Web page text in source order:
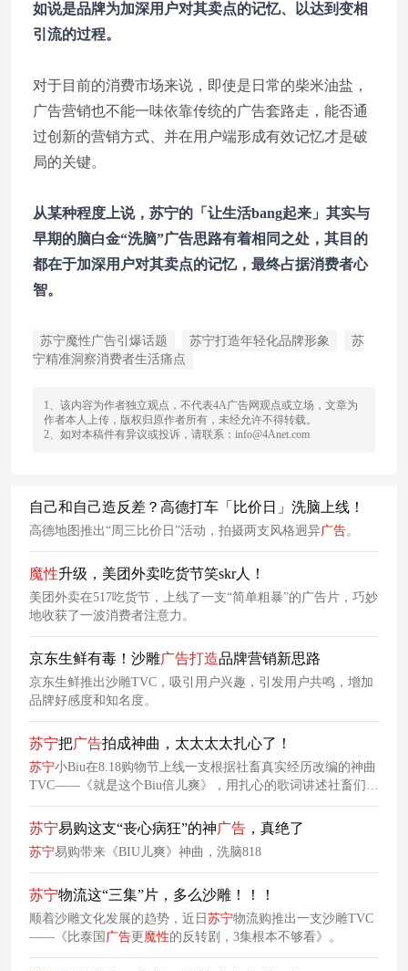
如说是品牌为加深用户对其卖点的记忆、以达到变相
引流的过程。
对于目前的消费市场来说，即使是日常的柴米油盐，
广告营销也不能一味依靠传统的广告套路走，能否通
过创新的营销方式、并在用户端形成有效记忆才是破
局的关键。
从某种程度上说，苏宁的「让生活bang起来」其实与
早期的脑白金“洗脑”广告思路有着相同之处，其目的
都在于加深用户对其卖点的记忆，最终占据消费者心
智。
苏宁魔性广告引爆话题 苏宁打造年轻化品牌形象
苏
宁精准洞察消费者生活痛点
1、该内容为作者独立观点，不代表4A广告网观点或立场，文章为
作者本人上传，版权归原作者所有，未经允许不得转载。
2、如对本稿件有异议或投诉，请联系：info@4Anet.com
自己和自己造反差？高德打车「比价日」洗脑上线！
高德地图推出“周三比价日”活动，拍摄两支风格迥异广告。
魔性升级，美团外卖吃货节笑skr人！
美团外卖在517吃货节，上线了一支“简单粗暴”的广告片，巧妙
地收获了一波消费者注意力。
京东生鲜有毒！沙雕广告打造品牌营销新思路
京东生鲜推出沙雕TVC，吸引用户兴趣，引发用户共鸣，增加
品牌好感度和知名度。
苏宁把广告拍成神曲，太太太太扎心了！
苏宁小Biu在8.18购物节上线一支根据社畜真实经历改编的神曲
TVC——《就是这个Biu倍儿爽》，用扎心的歌词讲述社畜们的
现状，太扎心了！
苏宁易购这支“丧心病狂”的神广告 ，真绝了
苏宁易购带来《BIU儿爽》神曲，洗脑818
苏宁物流这“三集”片，多么沙雕！！！
顺着沙雕文化发展的趋势，近日 苏宁物流购推出一支沙雕TVC
——《比泰国 广告更 魔性的反转剧，3集根本不够看》。